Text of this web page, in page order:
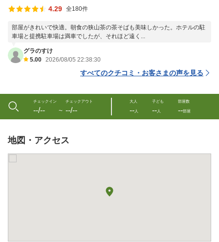
4.29 全180件
部屋がきれいで快適。朝食の狭山茶の茶そばも美味しかった。ホテルの駐
車場と提携駐車場は満車でしたが、それほど遠く...
グラのすけ
5.00 2026/08/05 22:38:30
すべてのクチコミ・お客さまの声を見る
チェックイン
--/-- 〜
チェックアウト
--/--
大人
--人
子ども
--人
部屋数
--部屋
地図・アクセス